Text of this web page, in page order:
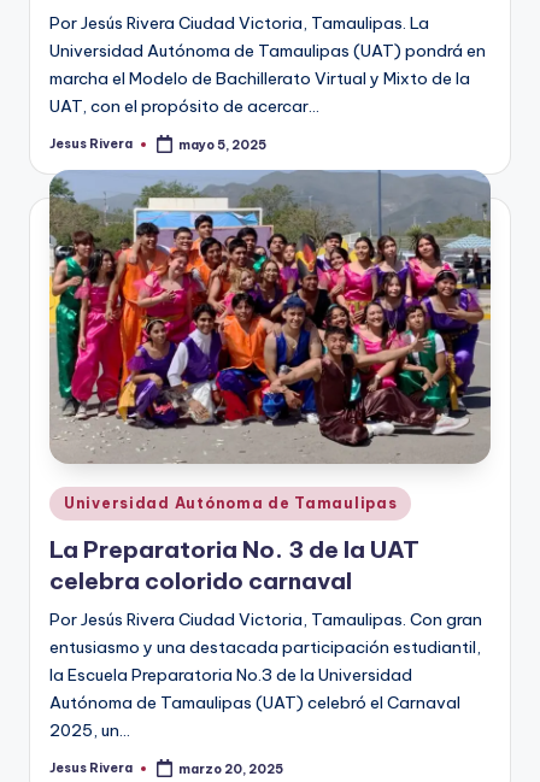
Por Jesús Rivera Ciudad Victoria, Tamaulipas. La
Universidad Autónoma de Tamaulipas (UAT) pondrá en
marcha el Modelo de Bachillerato Virtual y Mixto de la
UAT, con el propósito de acercar…
Publicado
Jesus Rivera mayo 5, 2025
Publicado
en
Universidad Autónoma de Tamaulipas
La Preparatoria No. 3 de la UAT
celebra colorido carnaval
Por Jesús Rivera Ciudad Victoria, Tamaulipas. Con gran
entusiasmo y una destacada participación estudiantil,
la Escuela Preparatoria No.3 de la Universidad
Autónoma de Tamaulipas (UAT) celebró el Carnaval
2025, un…
Publicado
Jesus Rivera marzo 20, 2025